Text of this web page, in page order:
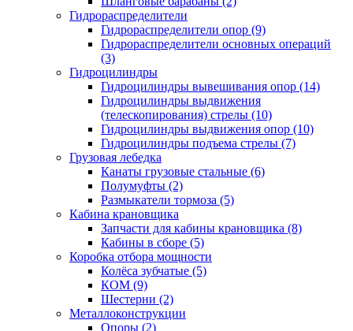
Гидрораспределители
Гидрораспределители опор (9)
Гидрораспределители основных операций
(3)
Гидроцилиндры
Гидроцилиндры вывешивания опор (14)
Гидроцилиндры выдвижения
(телескопирования) стрелы (10)
Гидроцилиндры выдвижения опор (10)
Гидроцилиндры подъема стрелы (7)
Грузовая лебедка
Канаты грузовые стальные (6)
Полумуфты (2)
Размыкатели тормоза (5)
Кабина крановщика
Запчасти для кабины крановщика (8)
Кабины в сборе (5)
Коробка отбора мощности
Колёса зубчатые (5)
КОМ (9)
Шестерни (2)
Металлоконструкции
Опоры (2)